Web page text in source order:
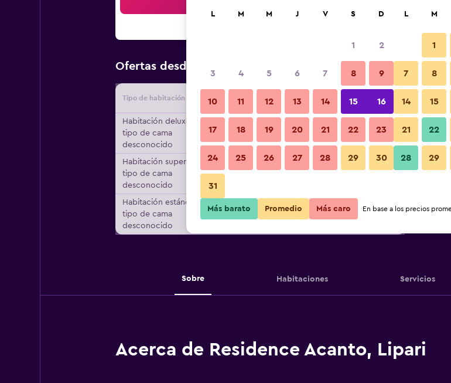
Ofertas desde Oferta más barata de precio por noche
Tipo de habitación Proveedor Total noche
Habitación deluxe,
tipo de cama
desconocido
$204 Ver oferta
Habitación superior,
tipo de cama
desconocido
Habitación estándar,
tipo de cama
desconocido
$329
Sobre Habitaciones Servicios
Acerca de Residence Acanto, Lipari
L M M J V S D
1 2
3 4 5 6 7 8 9
10 11 12 13 14 15 16
17 18 19 20 21 22 23
24 25 26 27 28 29 30
31
L M
1
7 8
14 15
21 22
28 29
Más barato Promedio Más caro En base a los precios